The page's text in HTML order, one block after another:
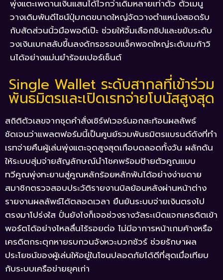
พุ่งแตะเพดานเงินแสนได้ไวกว่าเดิมหลายเท่าตัว ตัวเมนู
วางเดิมพันดีไซน์ปุ่มกดขนาดใหญ่จัดวางตำแหน่งสอดรับ
กับสัดส่วนนิ้วมือพอดีเป๊ะ ช่วยให้จิ้มเลือกชิปและขยับระดับ
วงเงินเบทสลับขึ้นลงดักรอรอบแจ็คพอตใหญ่ระดับเมก้าวิ
นได้อย่างแม่นยำร้อยเปอร์เซ็นต์
Single Wallet ระดับสากลที่เข้าร่วม
พันธมิตรและเปิดเรทจ่ายโบนัสสูงสุด
สถิติตัวเลขจากชุดคำสั่งเซิร์ฟเวอร์นอกสะท้อนผลลัพธ์
ชัดเจนว่าแพลตฟอร์มนี้เป็นศูนย์รวมพันธมิตรแบรนด์ดังที่ทำ
เรทจ่ายคืนผู้เล่นพุ่งแตะจุดสูงสุดเกือบตลอดทั้งวัน ผลักดัน
ให้ระบบสุ่มจ่ายสัญลักษณ์นำโชคพร้อมป้ายตัวคูณแบบ
ทวีคูณพุ่งทะยานสู่คูณหลักร้อยหลักพันได้อย่างง่ายดาย
สมาชิกตรวจสอบประวัติรายงานบิลย้อนหลังผ่านหน้าต่าง
รายงานผลลัพธ์ได้ตลอดเวลา ยืนยันระบบจ่ายเงินตรงไป
ตรงมาโปร่งใส ปั่นยังไงก็เจอช่วงรางวัลระเบิดแจกเครดิตเข้า
พอร์ตได้อย่างไหลลื่นไร้รอยต่อ ไม่มีอาการหน้าเกมค้างหรือ
เครดิตกระตุกหายรบกวนจังหวะบวกชัวร์ ช่วยรักษาผล
ประโยชน์ของผู้เล่นให้อยู่ในโซนปลอดภัยได้ดีที่สุดเมื่อเทียบ
กับระบบเครือข่ายยุคเก่า